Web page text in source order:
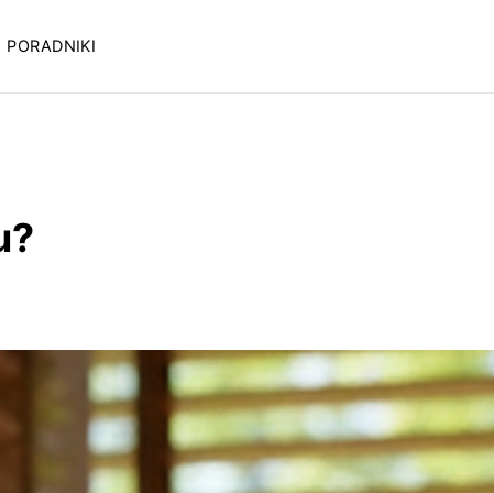
PORADNIKI